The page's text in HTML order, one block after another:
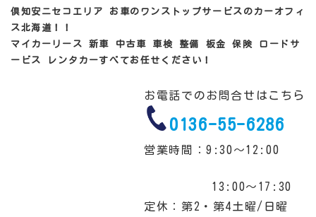
倶知安ニセコエリア お車のワンストップサービスのカーオフィ
ス北海道！！
マイカーリース 新車 中古車 車検 整備 板金 保険 ロードサ
ービス レンタカーすべてお任せください！
お電話でのお問合せはこちら
0136-55-6286
営業時間：9:30～12:00
13:00～17:30
定休：第2・第4土曜/日曜